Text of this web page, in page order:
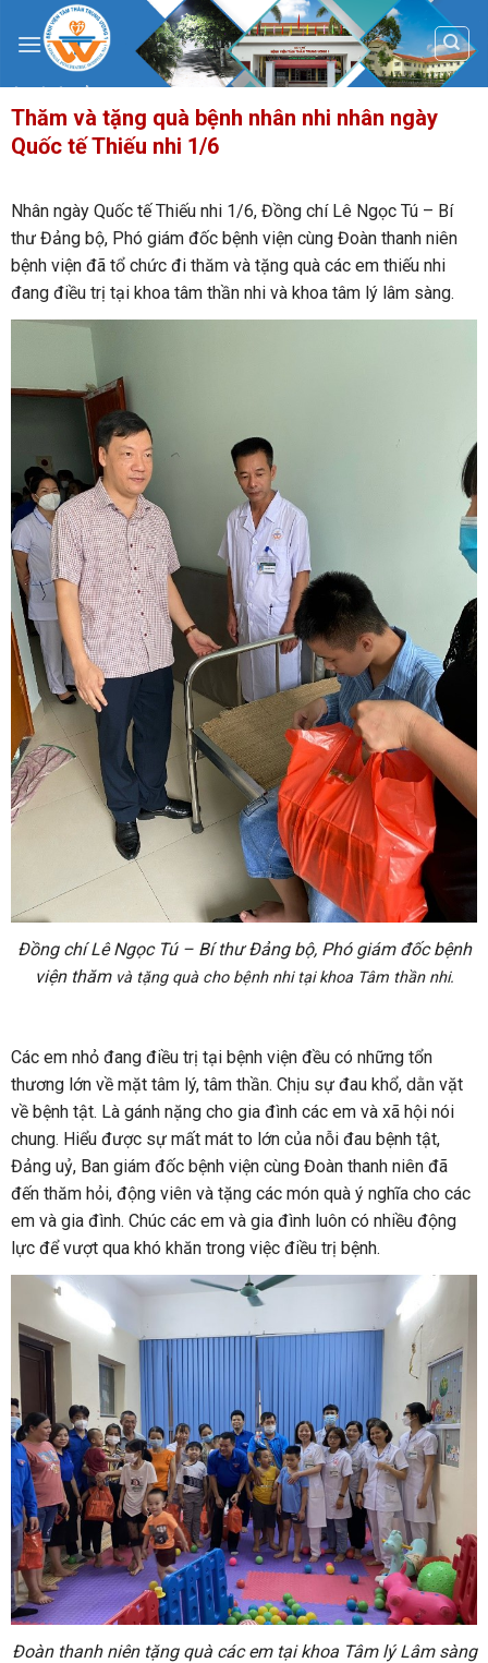
content
Thăm và tặng quà bệnh nhân nhi nhân ngày
Quốc tế Thiếu nhi 1/6
Nhân ngày Quốc tế Thiếu nhi 1/6, Đồng chí Lê Ngọc Tú – Bí
thư Đảng bộ, Phó giám đốc bệnh viện cùng Đoàn thanh niên
bệnh viện đã tổ chức đi thăm và tặng quà các em thiếu nhi
đang điều trị tại khoa tâm thần nhi và khoa tâm lý lâm sàng.
Đồng chí Lê Ngọc Tú – Bí thư Đảng bộ, Phó giám đốc bệnh
viện thăm và tặng quà cho bệnh nhi tại khoa Tâm thần nhi.
Các em nhỏ đang điều trị tại bệnh viện đều có những tổn
thương lớn về mặt tâm lý, tâm thần. Chịu sự đau khổ, dằn vặt
về bệnh tật. Là gánh nặng cho gia đình các em và xã hội nói
chung. Hiểu được sự mất mát to lớn của nỗi đau bệnh tật,
Đảng uỷ, Ban giám đốc bệnh viện cùng Đoàn thanh niên đã
đến thăm hỏi, động viên và tặng các món quà ý nghĩa cho các
em và gia đình. Chúc các em và gia đình luôn có nhiều động
lực để vượt qua khó khăn trong việc điều trị bệnh.
Đoàn thanh niên tặng quà các em tại khoa Tâm lý Lâm sàng